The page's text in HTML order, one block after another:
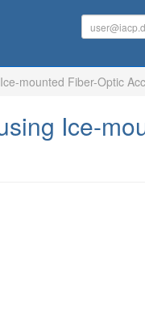
mounted Fiber-Optic
Ice-